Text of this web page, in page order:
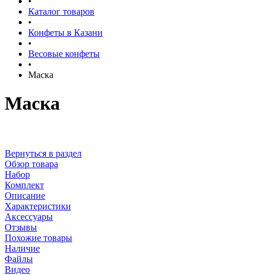
Каталог товаров
•
Конфеты в Казани
•
Весовые конфеты
•
Маска
Маска
Вернуться в раздел
Обзор товара
Набор
Комплект
Описание
Характеристики
Аксессуары
Отзывы
Похожие товары
Наличие
Файлы
Видео